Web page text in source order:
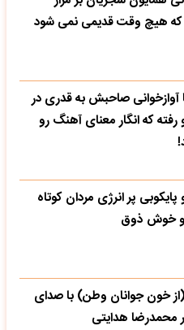
هیچ وقت قدیمی نمی شود
آوازخوانی صاحبش به قدری در
رفته که انگار معنای آهنگ رو
پر انرژی مردان کوتاه
خوش ذوق
خون جوانان وطن) با صدای
محمدرضا هدایتی